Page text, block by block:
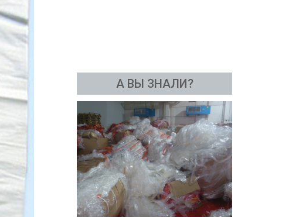
А ВЫ ЗНАЛИ?